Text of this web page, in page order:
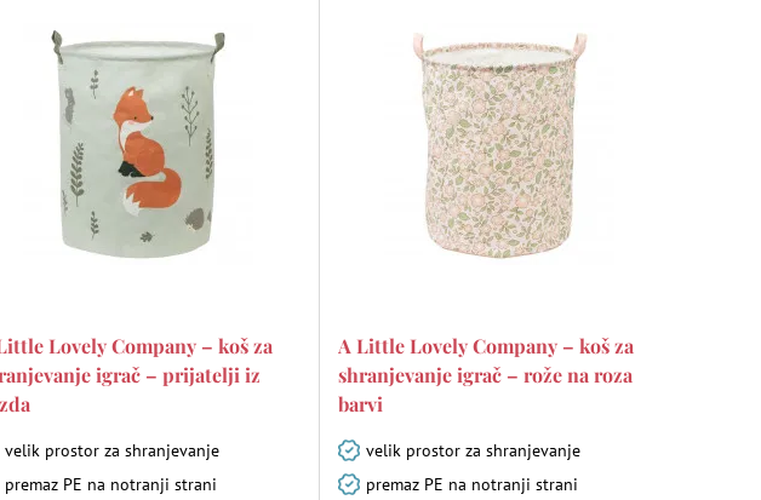
Lovely Company – koš za
igrač – prijatelji iz
velik prostor za shranjevanje
premaz PE na notranji strani
A Little Lovely Company – koš za
shranjevanje igrač – rože na roza
barvi
velik prostor za shranjevanje
premaz PE na notranji strani